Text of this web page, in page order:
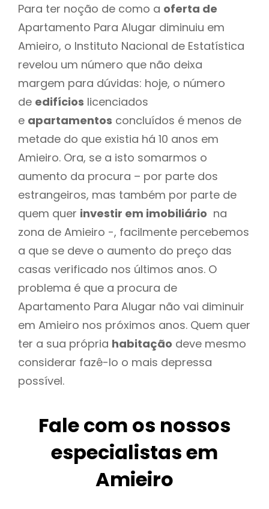
Para ter noção de como a oferta de
Apartamento Para Alugar diminuiu em
Amieiro, o Instituto Nacional de Estatística
revelou um número que não deixa
margem para dúvidas: hoje, o número
de edifícios licenciados
e apartamentos concluídos é menos de
metade do que existia há 10 anos em
Amieiro. Ora, se a isto somarmos o
aumento da procura – por parte dos
estrangeiros, mas também por parte de
quem quer investir em imobiliário na
zona de Amieiro -, facilmente percebemos
a que se deve o aumento do preço das
casas verificado nos últimos anos. O
problema é que a procura de
Apartamento Para Alugar não vai diminuir
em Amieiro nos próximos anos. Quem quer
ter a sua própria habitação deve mesmo
considerar fazê-lo o mais depressa
possível.
Fale com os nossos
especialistas em
Amieiro